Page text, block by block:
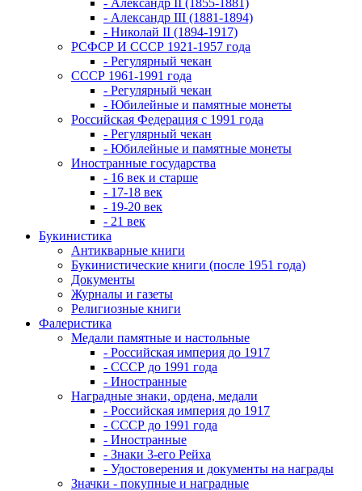
- Александр II (1855-1881)
- Александр III (1881-1894)
- Николай II (1894-1917)
РСФСР И СССР 1921-1957 года
- Регулярный чекан
СССР 1961-1991 года
- Регулярный чекан
- Юбилейные и памятные монеты
Российская Федерация с 1991 года
- Регулярный чекан
- Юбилейные и памятные монеты
Иностранные государства
- 16 век и старше
- 17-18 век
- 19-20 век
- 21 век
Букинистика
Антикварные книги
Букинистические книги (после 1951 года)
Документы
Журналы и газеты
Религиозные книги
Фалеристика
Медали памятные и настольные
- Российская империя до 1917
- СССР до 1991 года
- Иностранные
Наградные знаки, ордена, медали
- Российская империя до 1917
- СССР до 1991 года
- Иностранные
- Знаки 3-его Рейха
- Удостоверения и документы на награды
Значки - покупные и наградные